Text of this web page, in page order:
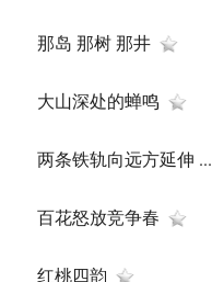
那岛 那树 那井
大山深处的蝉鸣
​两条铁轨向远方延伸 ...
百花怒放竞争春
红桃四韵